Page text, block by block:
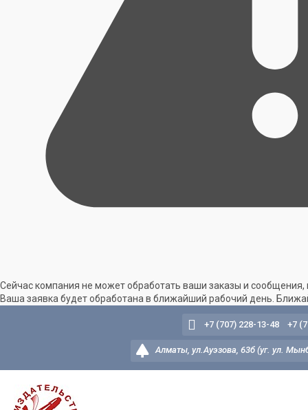
Сейчас компания не может обработать ваши заказы и сообщения,
Ваша заявка будет обработана в ближайший рабочий день.
Алматы, ул.Ауэзова, 63б (уг. ул.
+7 (707) 228-13-48 +7